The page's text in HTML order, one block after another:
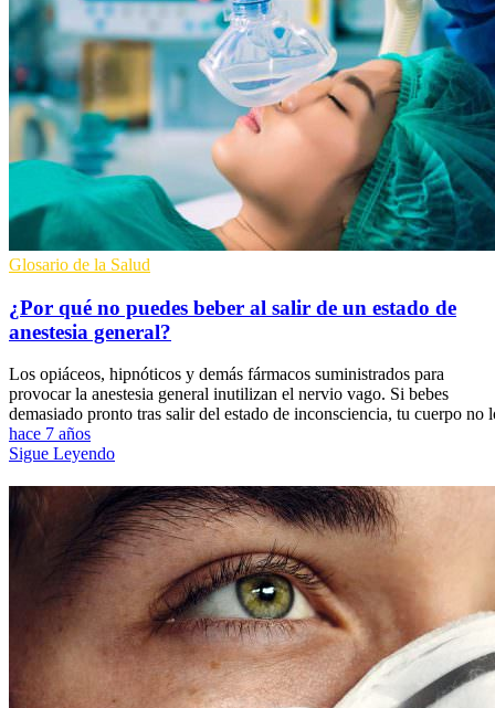
Glosario de la Salud
¿Por qué no puedes beber al salir de un estado de
anestesia general?
Los opiáceos, hipnóticos y demás fármacos suministrados para
provocar la anestesia general inutilizan el nervio vago. Si bebes
demasiado pronto tras salir del estado de inconsciencia, tu cuerpo no
hace 7 años
Sigue Leyendo